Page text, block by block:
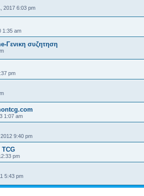
2017 6:03 pm
1:35 am
Γενικη συζητηση
pm
1:07 am
9:40 pm
pm
5:43 pm